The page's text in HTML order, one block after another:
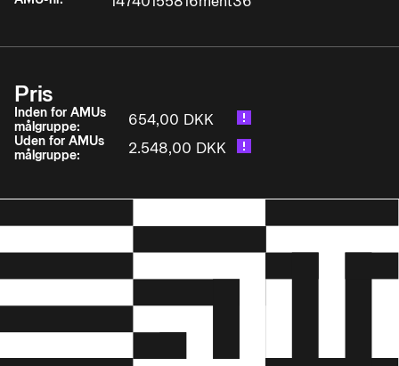
uddannelsen.
• Gennemføre motiverende samtaler, der sikrer
uddannelse og skaber sammenhæng i
oplæringsforløbet.
Pris
Inden for AMUs
målgruppe:
654,00 DKK
Uden for AMUs
målgruppe:
2.548,00 DKK